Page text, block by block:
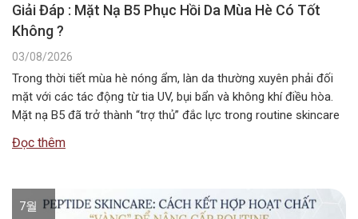
Giải Đáp : Mặt Nạ B5 Phục Hồi Da Mùa Hè Có Tốt
Không ?
03/08/2026
Trong thời tiết mùa hè nóng ẩm, làn da thường xuyên phải đối
mặt với các tác động từ tia UV, bụi bẩn và không khí điều hòa.
Mặt nạ B5 đã trở thành “trợ thủ” đắc lực trong routine skincare
Đọc thêm
7월